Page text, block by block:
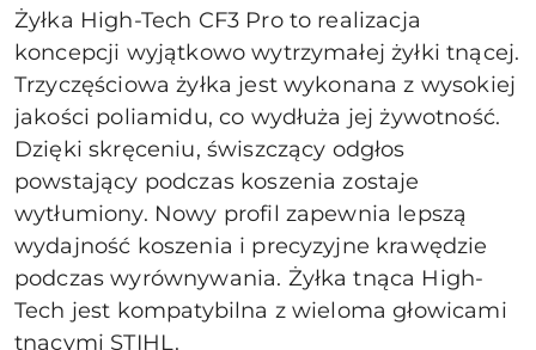
Żyłka High-Tech CF3 Pro to realizacja
koncepcji wyjątkowo wytrzymałej żyłki tnącej.
Trzyczęściowa żyłka jest wykonana z wysokiej
jakości poliamidu, co wydłuża jej żywotność.
Dzięki skręceniu, świszczący odgłos
powstający podczas koszenia zostaje
wytłumiony. Nowy profil zapewnia lepszą
wydajność koszenia i precyzyjne krawędzie
podczas wyrównywania. Żyłka tnąca High-
Tech jest kompatybilna z wieloma głowicami
tnącymi STIHL.